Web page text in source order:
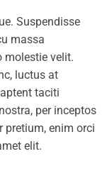
Suspendisse
massa
molestie velit.
luctus at
taciti
per inceptos
pretium, enim orci
elit.